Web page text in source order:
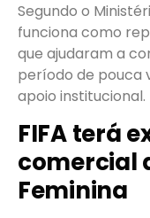
Segundo o
funciona como
que ajudaram a
período de pouca
apoio institucional.
FIFA terá
comercial
Feminina